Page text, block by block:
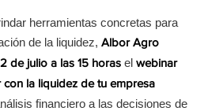
herramientas concretas para
de la liquidez, Albor Agro
2 de julio a las 15 horasel webinar
con la liquidez de tu empresa
financiero a las decisiones de